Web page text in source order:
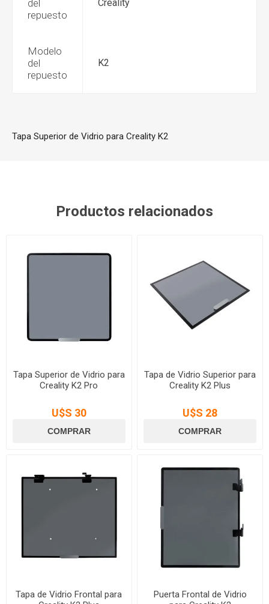
del
repuesto
Creality
Modelo
del
repuesto
K2
Tapa Superior de Vidrio para Creality K2
Productos relacionados
Tapa Superior de Vidrio para
Creality K2 Pro
U$S 30
Tapa de Vidrio Superior para
Creality K2 Plus
U$S 28
Tapa de Vidrio Frontal para
Puerta Frontal de Vidrio